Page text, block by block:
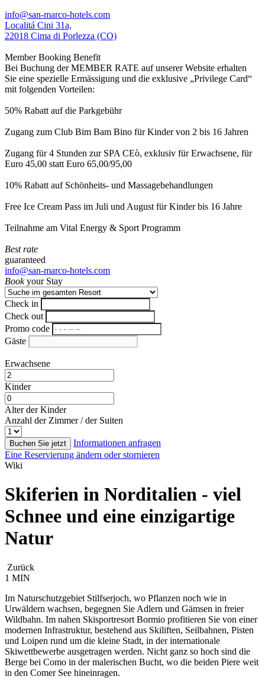
info@san-marco-hotels.com
Localitá Cini 31a,
22018 Cima di Porlezza (CO)
Member Booking Benefit
Bei Buchung der MEMBER RATE auf unserer Website erhalten
Sie eine spezielle Ermässigung und die exklusive „Privilege Card“
mit folgenden Vorteilen:
50% Rabatt auf die Parkgebühr
Zugang zum Club Bim Bam Bino für Kinder von 2 bis 16 Jahren
Zugang für 4 Stunden zur SPA CEò, exklusiv für Erwachsene, für
Euro 45,00 statt Euro 65,00/95,00
10% Rabatt auf Schönheits- und Massagebehandlungen
Free Ice Cream Pass im Juli und August für Kinder bis 16 Jahre
Teilnahme am Vital Energy & Sport Programm
Best rate
guaranteed
info@san-marco-hotels.com
Bookyour Stay
Check in
Check out
Promo code
Gäste
Erwachsene
Kinder
Alter der Kinder
Anzahl der Zimmer / der Suiten
Buchen Sie jetzt
Informationen anfragen
Eine Reservierung ändern oder stornieren
Wiki
Skiferien in Norditalien - viel
Schnee und eine einzigartige
Natur
Zurück
1 MIN
Im Naturschutzgebiet Stilfserjoch, wo Pflanzen noch wie in
Urwäldern wachsen, begegnen Sie Adlern und Gämsen in freier
Wildbahn. Im nahen Skisportresort Bormio profitieren Sie von einer
modernen Infrastruktur, bestehend aus Skiliften, Seilbahnen, Pisten
und Loipen rund um die kleine Stadt, in der internationale
Skiwettbewerbe ausgetragen werden. Nicht ganz so hoch sind die
Berge bei Como in der malerischen Bucht, wo die beiden Piere weit
in den Comer See hineinragen.